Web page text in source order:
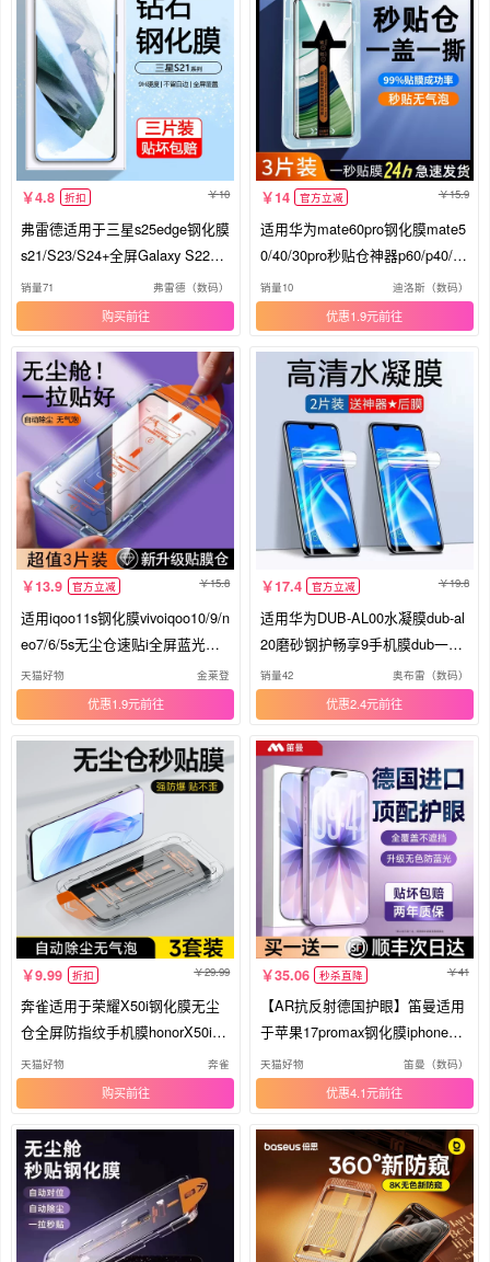
4.8 折扣 10
弗雷德适用于三星s25edge钢化膜
s21/S23/S24+全屏Galaxy S22Pl
us/S26Ultra手机膜S21FE屏幕s2
3fe保护S10E高清
销量71 弗雷德（数码）
购买
14 官方立减 15.9
适用华为mate60pro钢化膜mate5
0/40/30pro秒贴仓神器p60/p40/p3
0pro全屏60pro+曲面手机膜nova1
0/8/7pro防爆
销量10 迪洛斯（数码）
优惠1.9元
13.9 官方立减 15.8
适用iqoo11s钢化膜vivoiqoo10/9/n
eo7/6/5s无尘仓速贴i全屏蓝光手
机膜iqooneo8Pro/iqooz1x/u3/u5
防摔se保护
天猫好物 金莱登
优惠1.9元
17.4 官方立减 19.8
适用华为DUB-AL00水凝膜dub-al
20磨砂钢护畅享9手机膜dub一al0
0a全屏保护模dub一al20贴dubal0
0_al20畅想aloo
销量42 奥布雷（数码）
优惠2.4元
9.99 折扣 29.99
奔雀适用于荣耀X50i钢化膜无尘
仓全屏防指纹手机膜honorX50i
+自动除尘贴膜神器高清抗蓝光防
摔耐刮玻璃保护膜
天猫好物 奔雀
购买
35.06 秒杀直降 41
【AR抗反射德国护眼】笛曼适用
于苹果17promax钢化膜iphone16
pro手机膜新款air防窥贴膜15防蓝
光14防偷窥por
天猫好物 笛曼（数码）
优惠4.1元